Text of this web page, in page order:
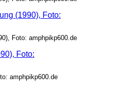
Foto: amphpikp600.de
amphpikp600.de